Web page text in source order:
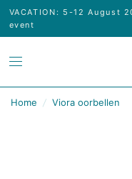
VACATION: 5-12 August
event
Home / Viora oorbellen